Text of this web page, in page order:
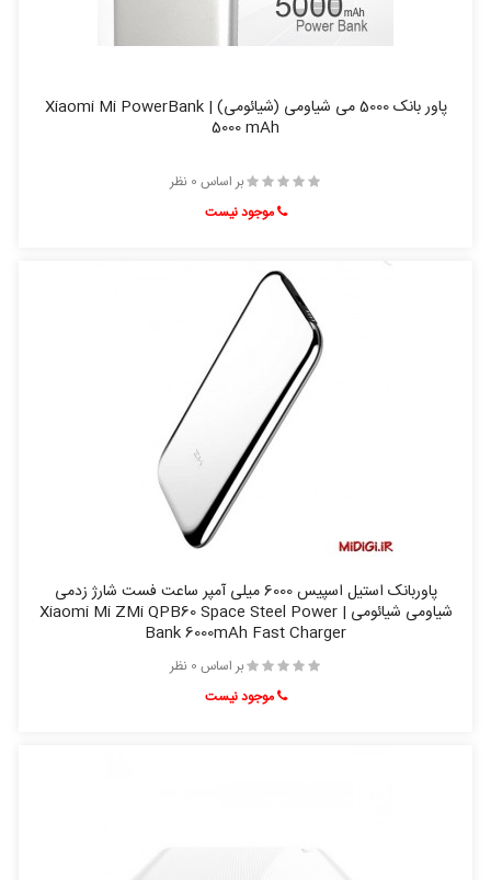
پاور بانک 5000 می شیاومی (شیائومی) | Xiaomi Mi PowerBank
5000 mAh
بر اساس 0 نظر
موجود نیست
پاوربانک استیل اسپیس 6000 میلی آمپر ساعت فست شارژ زدمی
شیاومی شیائومی | Xiaomi Mi ZMi QPB60 Space Steel Power
Bank 6000mAh Fast Charger
بر اساس 0 نظر
موجود نیست